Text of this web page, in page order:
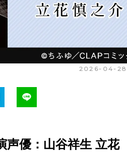
2026-04-28
声優：山谷祥生 立花